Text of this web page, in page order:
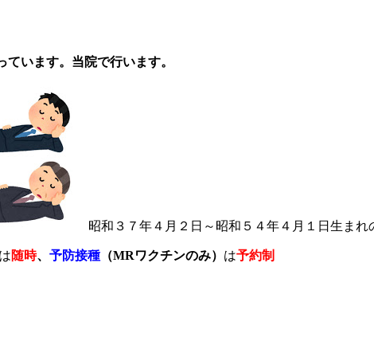
ています。 当院で行います。
昭和３７年４月２日～昭和５４年４月１日生まれ
は随時、 予防接種 （MRワクチンのみ） は予約制